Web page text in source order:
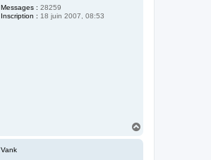
Messages : 28259
Inscription : 18 juin 2007, 08:53
Vank